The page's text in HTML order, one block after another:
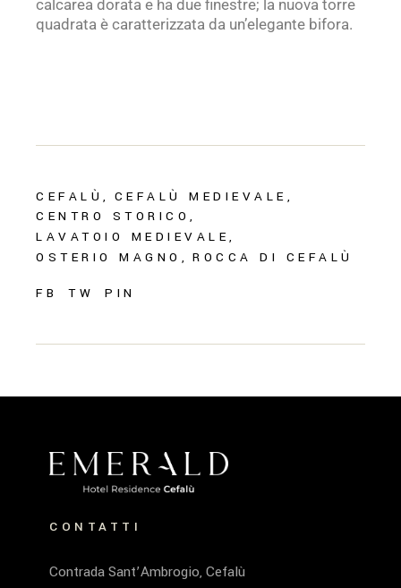
calcarea dorata e ha due finestre; la nuova torre
quadrata è caratterizzata da un’elegante bifora.
CEFALÙ
CEFALÙ MEDIEVALE
CENTRO STORICO
LAVATOIO MEDIEVALE
OSTERIO MAGNO
ROCCA DI CEFALÙ
FB TW PIN
CONTATTI
Contrada Sant’Ambrogio, Cefalù